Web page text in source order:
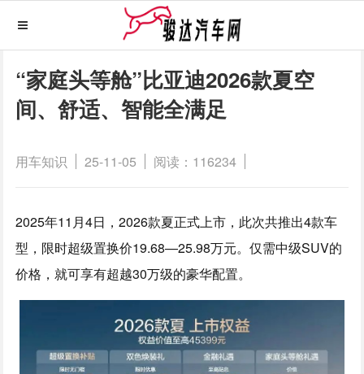
“家庭头等舱”比亚迪2026款夏空
间、舒适、智能全满足
用车知识 25-11-05 阅读：116234
2025年11月4日，2026款夏正式上市，此次共推出4款车
型，限时超级置换价19.68—25.98万元。仅需中级SUV的
价格，就可享有超越30万级的豪华配置。